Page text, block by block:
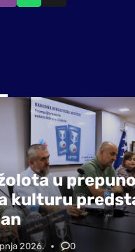
u
kulturu
2026. 0